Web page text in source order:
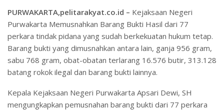
PURWAKARTA,pelitarakyat.co.id – Kejaksaan Negeri
Purwakarta Memusnahkan Barang Bukti Hasil dari 77
perkara tindak pidana yang sudah berkekuatan hukum tetap.
Barang bukti yang dimusnahkan antara lain, ganja 956 gram,
sabu 768 gram, obat-obatan terlarang 16.576 butir, 313.128
batang rokok ilegal dan barang bukti lainnya.
Kepala Kejaksaan Negeri Purwakarta Apsari Dewi, SH
mengungkapkan pemusnahan barang bukti dari 77 perkara